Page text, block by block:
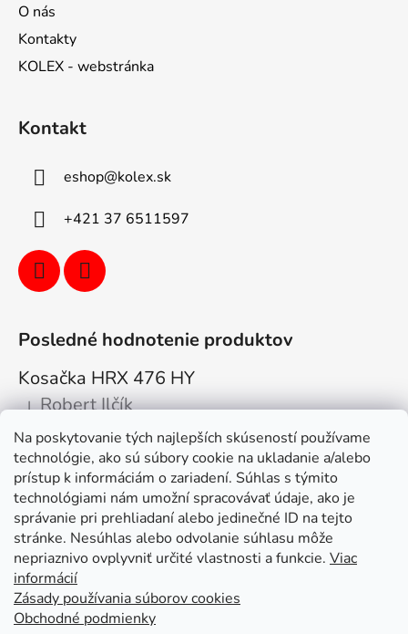
Na poskytovanie tých najlepších skúseností používame
technológie, ako sú súbory cookie na ukladanie a/alebo
prístup k informáciám o zariadení. Súhlas s týmito
technológiami nám umožní spracovávať údaje, ako je
správanie pri prehliadaní alebo jedinečné ID na tejto
stránke. Nesúhlas alebo odvolanie súhlasu môže
nepriaznivo ovplyvniť určité vlastnosti a funkcie. Viac
informácií
Zásady používania súborov cookies
Obchodné podmienky
O nás
Kontakty
KOLEX - webstránka
Kontakt
eshop@kolex.sk
+421 37 6511597
Posledné hodnotenie produktov
Kosačka HRX 476 HY
Hodnotenie produktu je 5 z 5 hviezdičiek.
| Robert Ilčík
Super. Odporúčam
Facebook
Kolex, s.r.o. - webstránka